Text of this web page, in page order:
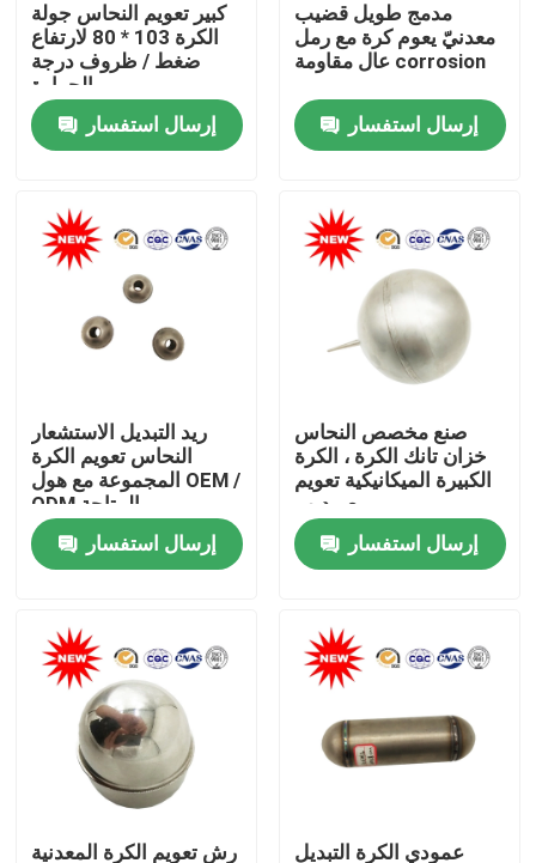
حول بنا
إتصال
الكرة العائمة المغناطيسية
الكرة الصلب تعويم
كرة نحاسية تعويم
كرة تعويم معدنية
دبابة تعويم الكرة
تعويم التبديل الكرة
كبير تعويم النحاس جولة
الكرة 103 * 80 لارتفاع
ضغط / ظروف درجة
الحرارة
إرسال استفسار
مدمج طويل قضيب
معدنيّ يعوم كرة مع رمل
عال مقاومة corrosion
إرسال استفسار
ريد التبديل الاستشعار
النحاس تعويم الكرة
المجموعة مع هول OEM /
ODM المتاحة
إرسال استفسار
صنع مخصص النحاس
خزان تانك الكرة ، الكرة
الكبيرة الميكانيكية تعويم
مع مدبب
إرسال استفسار
رش تعويم الكرة المعدنية عمودي الكرة التبديل